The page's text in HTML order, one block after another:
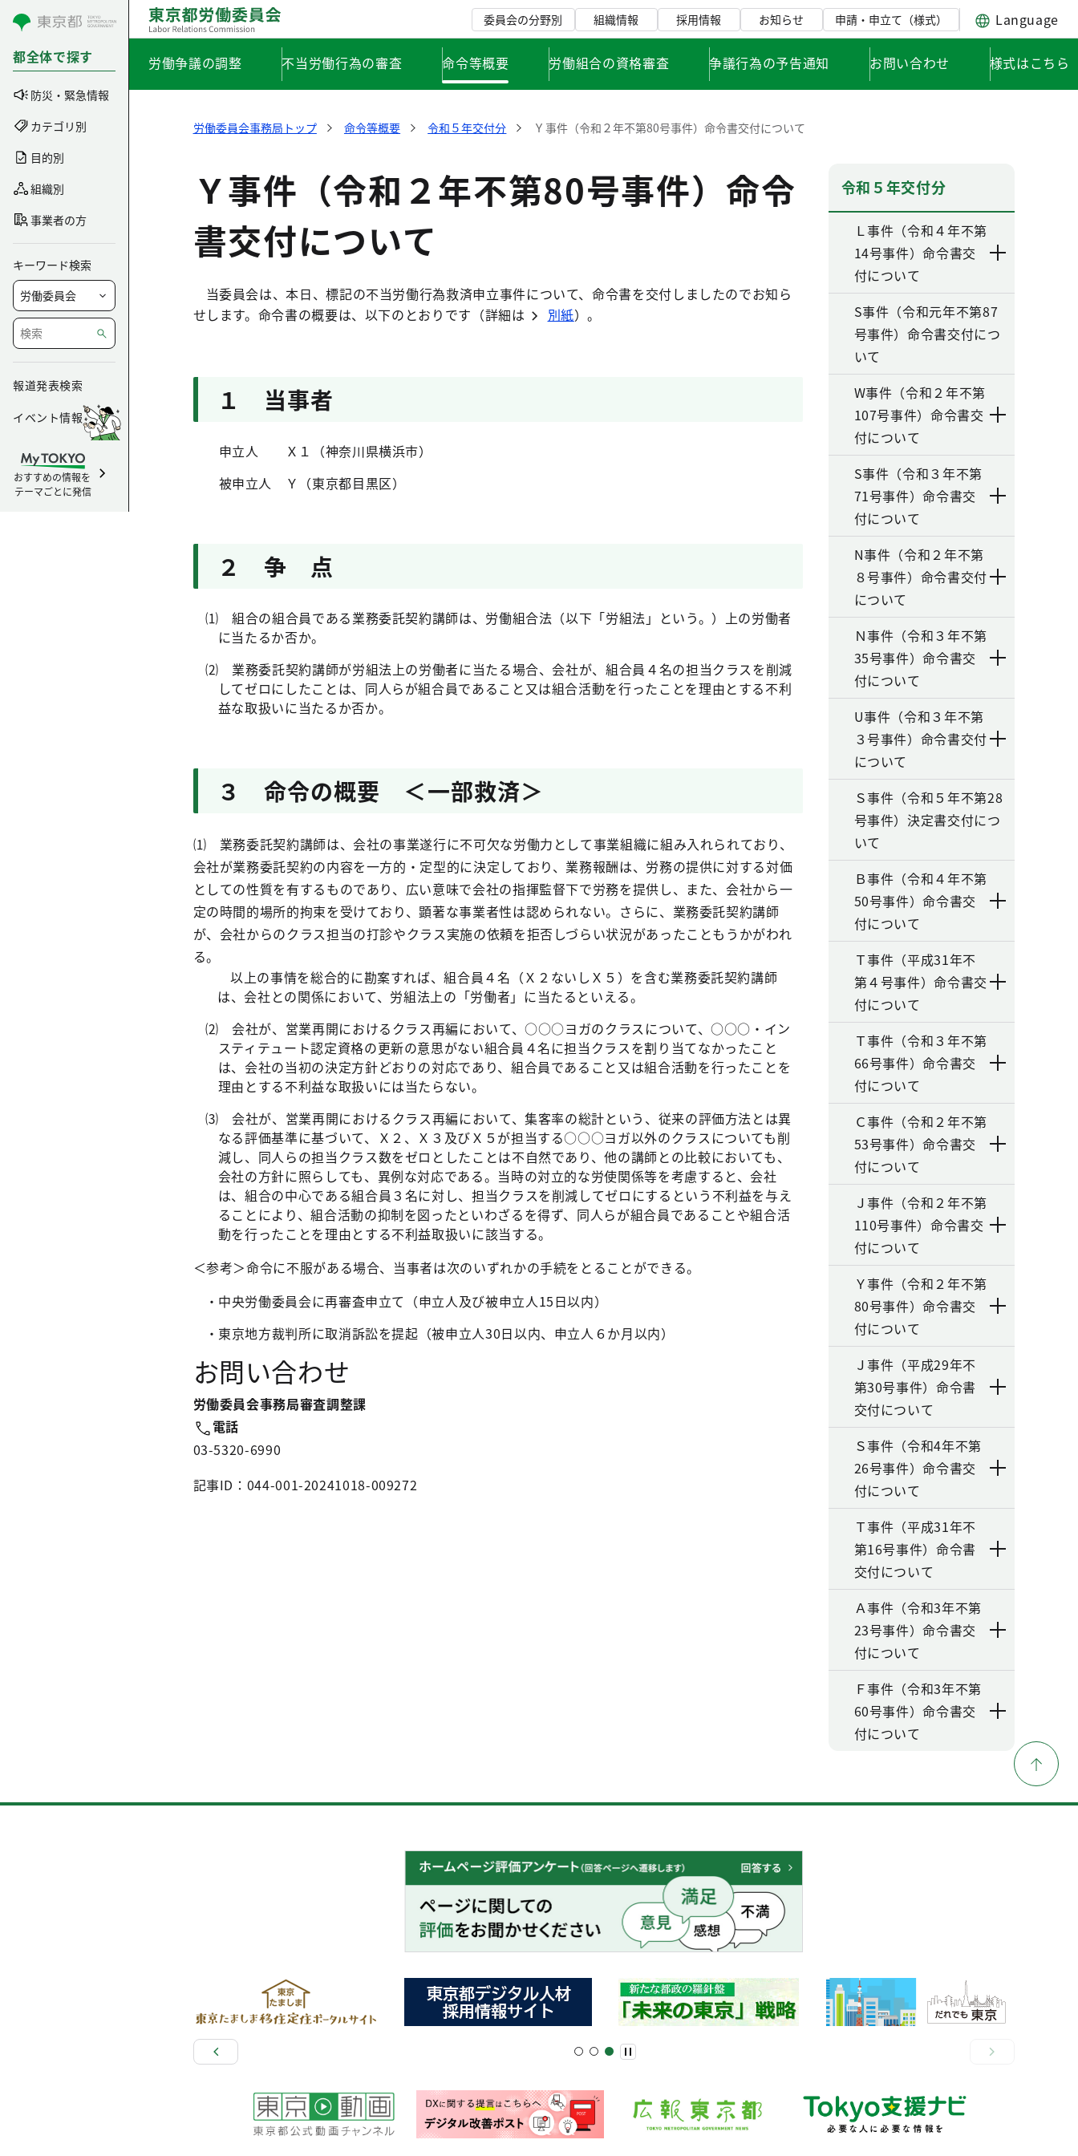
コンテンツにスキップ
都全体で探す
防災・緊急情報
カテゴリ別
目的別
組織別
事業者の方
キーワード検索
報道発表検索
イベント情報
おすすめの情報を
テーマごとに発信
委員会の分野別 組織情報 採用情報 お知らせ 申請・申立て（様式） Language
労働争議の調整 不当労働行為の審査 命令等概要 労働組合の資格審査 争議行為の予告通知 お問い合わせ 様式はこちら
労働委員会事務局トップ 命令等概要 令和５年交付分 Ｙ事件（令和２年不第80号事件）命令書交付について
Ｙ事件（令和２年不第80号事件）命令
書交付について
当委員会は、本日、標記の不当労働行為救済申立事件について、命令書を交付しましたのでお知ら
せします。命令書の概要は、以下のとおりです（詳細は
別紙）。
１ 当事者
申立人 Ｘ１（神奈川県横浜市）
被申立人 Ｙ（東京都目黒区）
２ 争 点
⑴ 組合の組合員である業務委託契約講師は、労働組合法（以下「労組法」という。）上の労働者
に当たるか否か。
⑵ 業務委託契約講師が労組法上の労働者に当たる場合、会社が、組合員４名の担当クラスを削減
してゼロにしたことは、同人らが組合員であること又は組合活動を行ったことを理由とする不利
益な取扱いに当たるか否か。
３ 命令の概要 ＜一部救済＞
⑴ 業務委託契約講師は、会社の事業遂行に不可欠な労働力として事業組織に組み入れられており、
会社が業務委託契約の内容を一方的・定型的に決定しており、業務報酬は、労務の提供に対する対価
としての性質を有するものであり、広い意味で会社の指揮監督下で労務を提供し、また、会社から一
定の時間的場所的拘束を受けており、顕著な事業者性は認められない。さらに、業務委託契約講師
が、会社からのクラス担当の打診やクラス実施の依頼を拒否しづらい状況があったこともうかがわれ
る。
以上の事情を総合的に勘案すれば、組合員４名（Ｘ２ないしＸ５）を含む業務委託契約講師
は、会社との関係において、労組法上の「労働者」に当たるといえる。
⑵ 会社が、営業再開におけるクラス再編において、○○○ヨガのクラスについて、○○○・イン
スティテュート認定資格の更新の意思がない組合員４名に担当クラスを割り当てなかったこと
は、会社の当初の決定方針どおりの対応であり、組合員であること又は組合活動を行ったことを
理由とする不利益な取扱いには当たらない。
⑶ 会社が、営業再開におけるクラス再編において、集客率の総計という、従来の評価方法とは異
なる評価基準に基づいて、Ｘ２、Ｘ３及びＸ５が担当する○○○ヨガ以外のクラスについても削
減し、同人らの担当クラス数をゼロとしたことは不自然であり、他の講師との比較においても、
会社の方針に照らしても、異例な対応である。当時の対立的な労使関係等を考慮すると、会社
は、組合の中心である組合員３名に対し、担当クラスを削減してゼロにするという不利益を与え
ることにより、組合活動の抑制を図ったといわざるを得ず、同人らが組合員であることや組合活
動を行ったことを理由とする不利益取扱いに該当する。
＜参考＞命令に不服がある場合、当事者は次のいずれかの手続をとることができる。
・中央労働委員会に再審査申立て（申立人及び被申立人15日以内）
・東京地方裁判所に取消訴訟を提起（被申立人30日以内、申立人６か月以内）
お問い合わせ
労働委員会事務局審査調整課
電話
03-5320-6990
記事ID：044-001-20241018-009272
令和５年交付分
Ｌ事件（令和４年不第
14号事件）命令書交
付について
S事件（令和元年不第87
号事件）命令書交付につ
いて
W事件（令和２年不第
107号事件）命令書交
付について
S事件（令和３年不第
71号事件）命令書交
付について
N事件（令和２年不第
８号事件）命令書交付
について
Ｎ事件（令和３年不第
35号事件）命令書交
付について
U事件（令和３年不第
３号事件）命令書交付
について
Ｓ事件（令和５年不第28
号事件）決定書交付につ
いて
Ｂ事件（令和４年不第
50号事件）命令書交
付について
Ｔ事件（平成31年不
第４号事件）命令書交
付について
Ｔ事件（令和３年不第
66号事件）命令書交
付について
Ｃ事件（令和２年不第
53号事件）命令書交
付について
Ｊ事件（令和２年不第
110号事件）命令書交
付について
Ｙ事件（令和２年不第
80号事件）命令書交
付について
Ｊ事件（平成29年不
第30号事件）命令書
交付について
Ｓ事件（令和4年不第
26号事件）命令書交
付について
Ｔ事件（平成31年不
第16号事件）命令書
交付について
Ａ事件（令和3年不第
23号事件）命令書交
付について
Ｆ事件（令和3年不第
60号事件）命令書交
付について